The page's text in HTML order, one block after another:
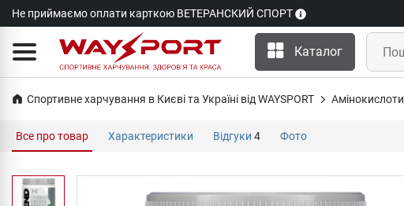
Не приймаємо оплати карткою ВЕТЕРАНСКИЙ СПОРТ
Каталог
Спортивне харчування в Києві та Україні від WAYSPORT Амінокислоти
Все про товар Характеристики Відгуки 4 Фото